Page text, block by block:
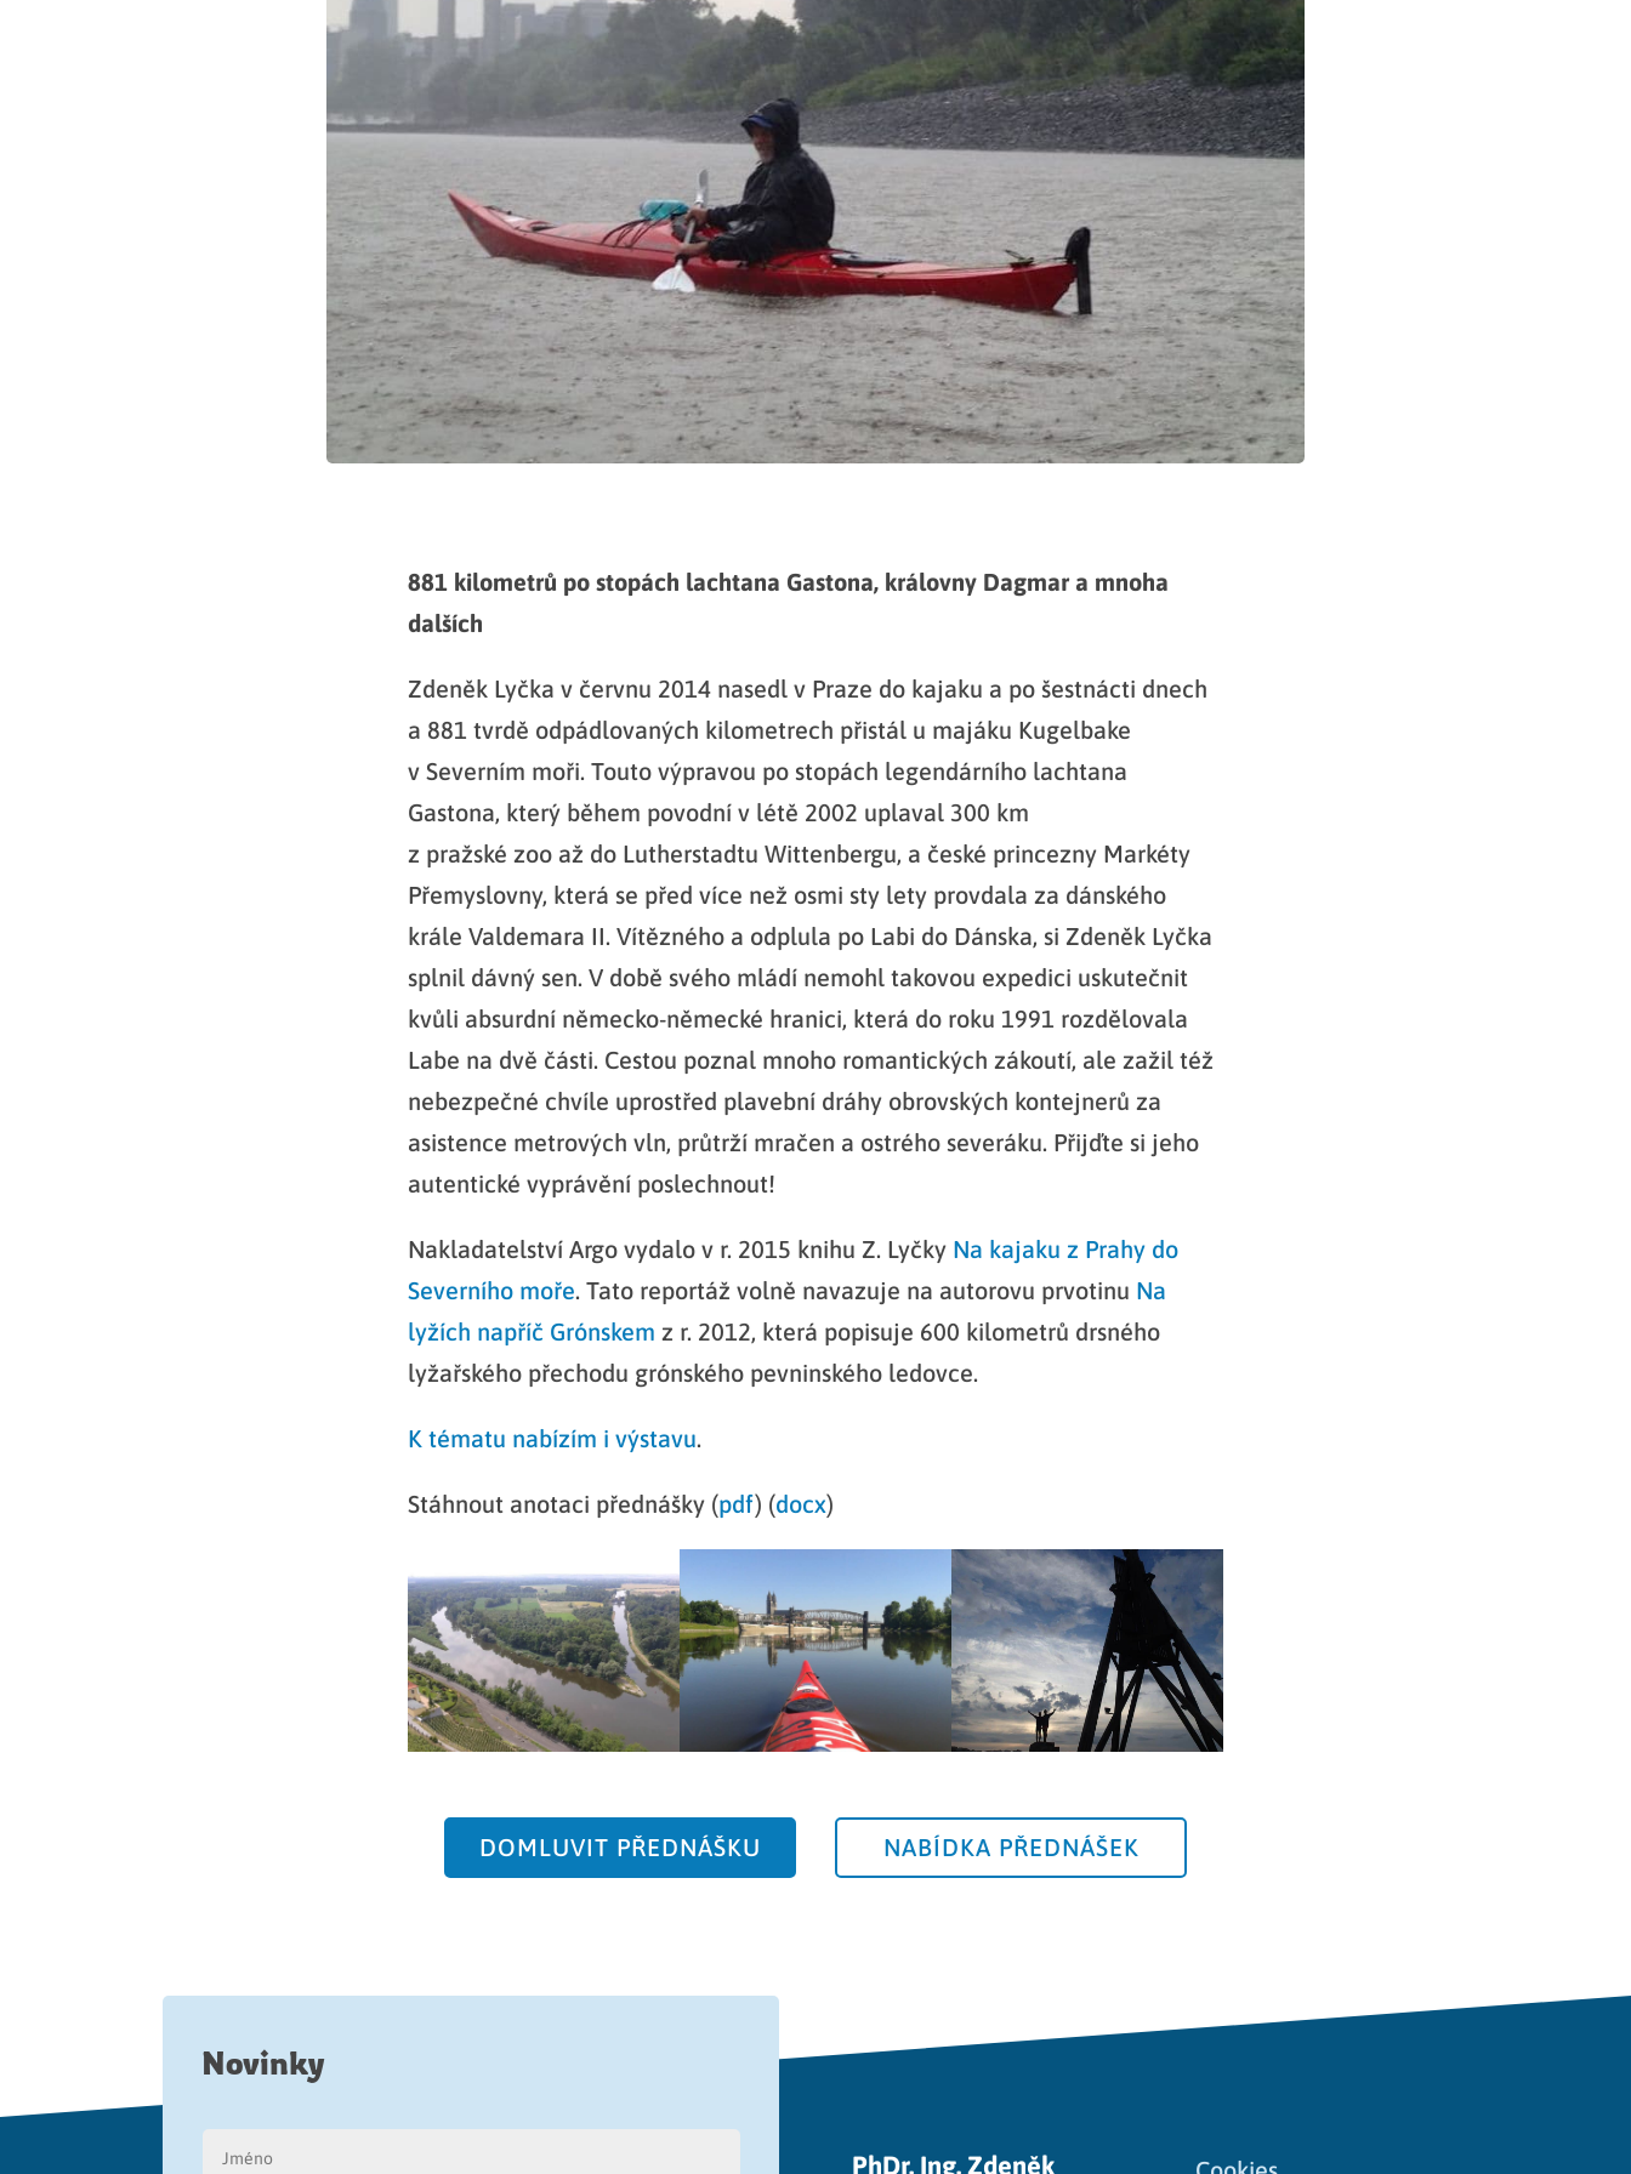
881 kilometrů po stopách lachtana Gastona, královny Dagmar a mnoha
dalších
Zdeněk Lyčka v červnu 2014 nasedl v Praze do kajaku a po šestnácti dnech
a 881 tvrdě odpádlovaných kilometrech přistál u majáku Kugelbake
v Severním moři. Touto výpravou po stopách legendárního lachtana
Gastona, který během povodní v létě 2002 uplaval 300 km
z pražské zoo až do Lutherstadtu Wittenbergu, a české princezny Markéty
Přemyslovny, která se před více než osmi sty lety provdala za dánského
krále Valdemara II. Vítězného a odplula po Labi do Dánska, si Zdeněk Lyčka
splnil dávný sen. V době svého mládí nemohl takovou expedici uskutečnit
kvůli absurdní německo-německé hranici, která do roku 1991 rozdělovala
Labe na dvě části. Cestou poznal mnoho romantických zákoutí, ale zažil též
nebezpečné chvíle uprostřed plavební dráhy obrovských kontejnerů za
asistence metrových vln, průtrží mračen a ostrého severáku. Přijďte si jeho
autentické vyprávění poslechnout!
Nakladatelství Argo vydalo v r. 2015 knihu Z. Lyčky Na kajaku z Prahy do
Severního moře. Tato reportáž volně navazuje na autorovu prvotinu Na
lyžích napříč Grónskem z r. 2012, která popisuje 600 kilometrů drsného
lyžařského přechodu grónského pevninského ledovce.
K tématu nabízím i výstavu.
Stáhnout anotaci přednášky (pdf) (docx)
DOMLUVIT PŘEDNÁŠKU NABÍDKA PŘEDNÁŠEK
Novinky
PhDr. Ing. Zdeněk